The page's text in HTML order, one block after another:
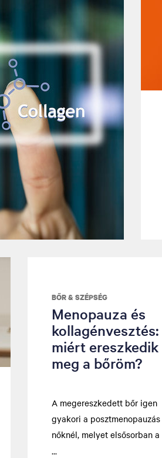
BŐR & SZÉPSÉG
Menopauza és
kollagénvesztés:
miért ereszkedik
meg a bőröm?
A megereszkedett bőr igen
gyakori a posztmenopauzás
nőknél, melyet elsősorban a